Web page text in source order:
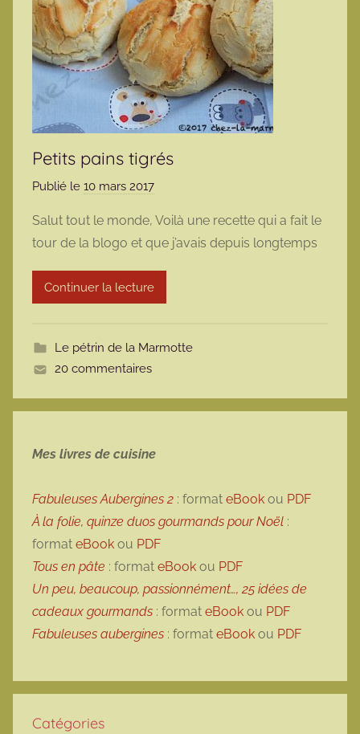
Petits pains tigrés
Publié le 10 mars 2017
m
a
t
e
Salut tout le monde, Voilà une recette qui a fait le
tour de la blogo et que j’avais depuis longtemps
Continuer la lecture
Le pétrin de la Marmotte
20 commentaires
Mes livres de cuisine
Fabuleuses Aubergines 2 : format eBook ou PDF
À la folie, quinze duos gourmands pour Noël :
format eBook ou PDF
Tous en pâte : format eBook ou PDF
Un peu, beaucoup, passionnément…, 25 idées de
cadeaux gourmands : format eBook ou PDF
Fabuleuses aubergines : format eBook ou PDF
Catégories